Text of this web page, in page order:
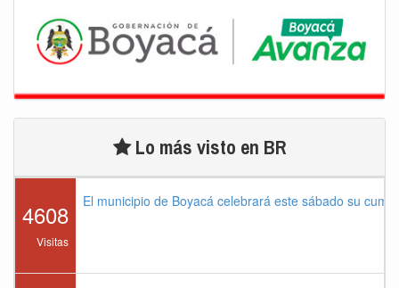
Lo más visto en BR
4608
Visitas
El municipio de Boyacá celebrará este sábado su